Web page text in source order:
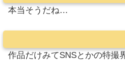
本当そうだね…
作品だけみてSNSとかの特撮